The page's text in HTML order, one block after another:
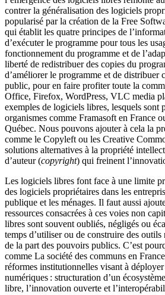
contrer la généralisation des logiciels
popularisé par la création de la Free
qui établit les quatre principes de
d’exécuter le programme pour tous les
fonctionnement du programme et de
liberté de redistribuer des copies du
d’améliorer le programme et de distribuer
public, pour en faire profiter toute la
Office, Firefox, WordPress, VLC media
exemples de logiciels libres, lesquels sont
organismes comme Framasoft en France
Québec. Nous pouvons ajouter à cela la
comme le Copyleft ou les Creative
solutions alternatives à la propriété
d’auteur (copyright) qui freinent
Les logiciels libres font face à une limite
des logiciels propriétaires dans les
publique et les ménages. Il faut aussi
ressources consacrées à ces voies non
libres sont souvent oubliés, négligés ou
temps d’utiliser ou de construire des
de la part des pouvoirs publics. C’est
comme La société des communs en
réformes institutionnelles visant à
numériques : structuration d’un
libre, l’innovation ouverte et